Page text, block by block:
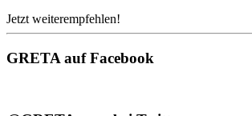
Jetzt weiterempfehlen!
GRETA auf Facebook